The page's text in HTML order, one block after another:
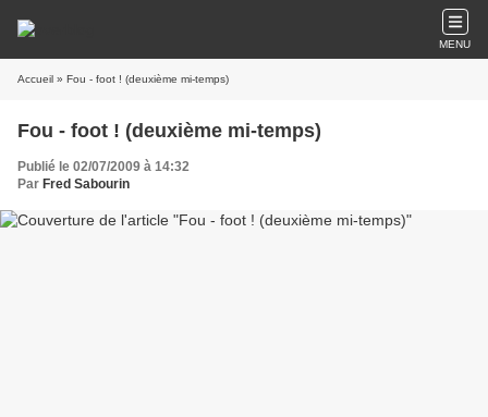
MENU
Accueil » Fou - foot ! (deuxième mi-temps)
Fou - foot ! (deuxième mi-temps)
Publié le 02/07/2009 à 14:32
Par Fred Sabourin